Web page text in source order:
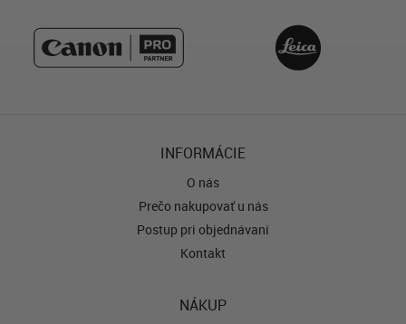
INFORMÁCIE
O nás
Prečo nakupovať u nás
Postup pri objednávaní
Kontakt
NÁKUP